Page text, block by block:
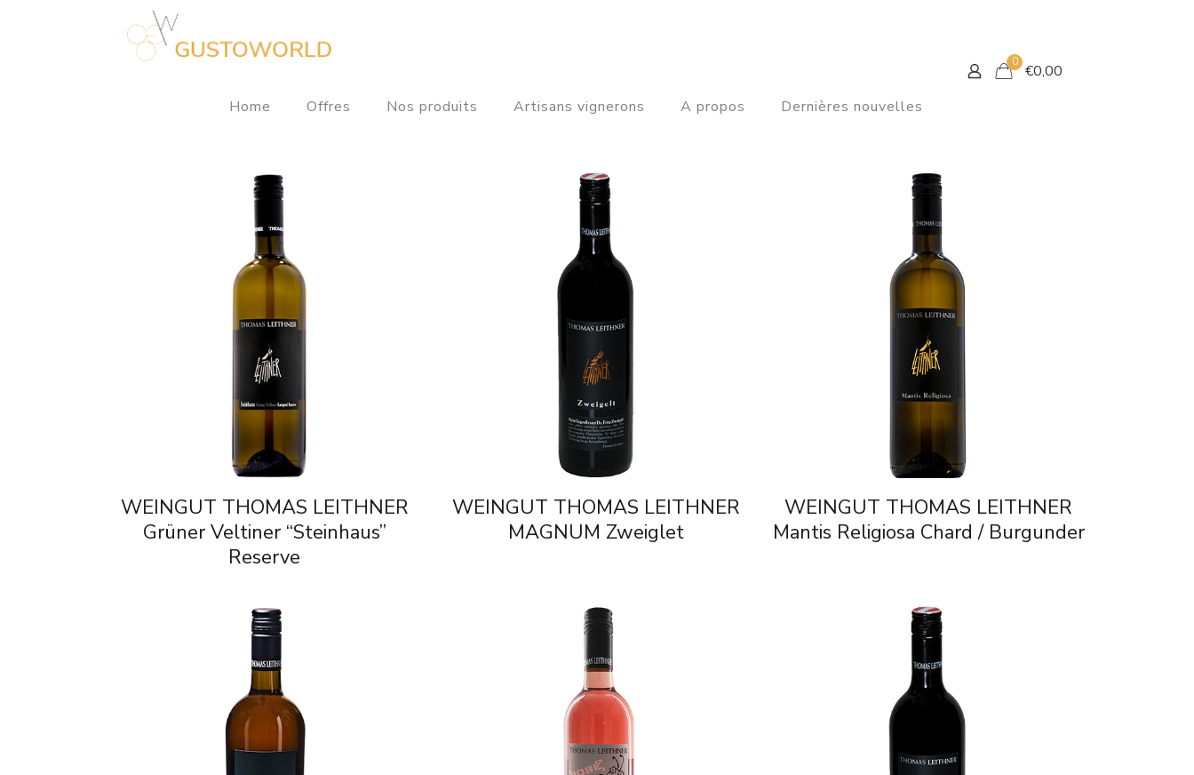
Home Offres Nos produits Artisans vignerons A propos Dernières nouvelles
0 €0,00
WEINGUT THOMAS LEITHNER
Grüner Veltiner “Steinhaus”
Reserve
WEINGUT THOMAS LEITHNER
MAGNUM Zweiglet
WEINGUT THOMAS LEITHNER
Mantis Religiosa Chard / Burgunder